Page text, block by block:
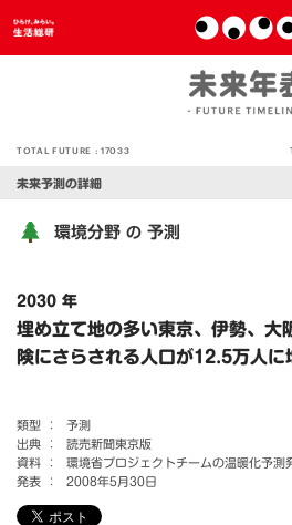
TOTAL FUTURE :17033
未来予測の詳細
環境分野 の 予測
2030 年
埋め立て地の多い東京、伊勢、大
険にさらされる人口が12.5万人に
類型 ：
予測
出典 ：
読売新聞東京版
資料 ：
環境省プロジェクトチームの温暖化予測
発表 ：
2008年5月30日